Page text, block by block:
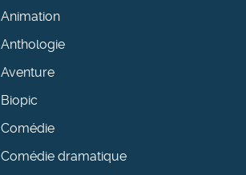
Animation
Anthologie
Aventure
Biopic
Comédie
Comédie dramatique